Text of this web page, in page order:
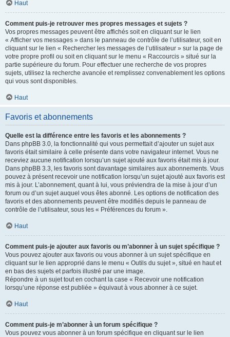
Haut
Comment puis-je retrouver mes propres messages et sujets ?
Vos propres messages peuvent être affichés soit en cliquant sur le lien
« Afficher vos messages » dans le panneau de contrôle de l’utilisateur, soit en
cliquant sur le lien « Rechercher les messages de l’utilisateur » sur la page de
votre propre profil ou soit en cliquant sur le menu « Raccourcis » situé sur la
partie supérieure du forum. Pour effectuer une recherche de vos propres
sujets, utilisez la recherche avancée et remplissez convenablement les options
qui vous sont disponibles.
Haut
Favoris et abonnements
Quelle est la différence entre les favoris et les abonnements ?
Dans phpBB 3.0, la fonctionnalité qui vous permettait d’ajouter un sujet aux
favoris était similaire à celle présente dans votre navigateur internet. Vous ne
receviez aucune notification lorsqu’un sujet ajouté aux favoris était mis à jour.
Dans phpBB 3.3, les favoris sont davantage similaires aux abonnements. Vous
pouvez à présent recevoir une notification lorsqu’un sujet ajouté aux favoris est
mis à jour. L’abonnement, quant à lui, vous préviendra de la mise à jour d’un
forum ou d’un sujet auquel vous êtes abonné. Les options de notification des
favoris et des abonnements peuvent être modifiés depuis le panneau de
contrôle de l’utilisateur, sous les « Préférences du forum ».
Haut
Comment puis-je ajouter aux favoris ou m’abonner à un sujet spécifique ?
Vous pouvez ajouter aux favoris ou vous abonner à un sujet spécifique en
cliquant sur le lien approprié dans le menu « Outils du sujet », situé en haut et
en bas des sujets et parfois illustré par une image.
Répondre à un sujet tout en cochant la case « Recevoir une notification
lorsqu’une réponse est publiée » équivaut à vous abonner à ce sujet.
Haut
Comment puis-je m’abonner à un forum spécifique ?
Vous pouvez vous abonner à un forum spécifique en cliquant sur le lien